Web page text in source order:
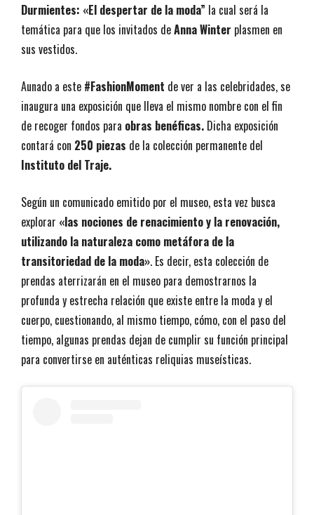
Durmientes: «El despertar de la moda” la cual será la
temática para que los invitados deAnna Winter plasmen en
sus vestidos.
Aunado a este #FashionMoment de ver a las celebridades, se
inaugura una exposición que lleva el mismo nombre con el fin
de recoger fondos para obras benéficas. Dicha exposición
contará con 250 piezas de la colección permanente del
Instituto del Traje.
Según un comunicado emitido por el museo, esta vez busca
explorar «las nociones de renacimiento y la renovación,
utilizando la naturaleza como metáfora de la
transitoriedad de la moda». Es decir, esta colección de
prendas aterrizarán en el museo para demostrarnos la
profunda y estrecha relación que existe entre la moda y el
cuerpo, cuestionando, al mismo tiempo, cómo, con el paso del
tiempo, algunas prendas dejan de cumplir su función principal
para convertirse en auténticas reliquias museísticas.